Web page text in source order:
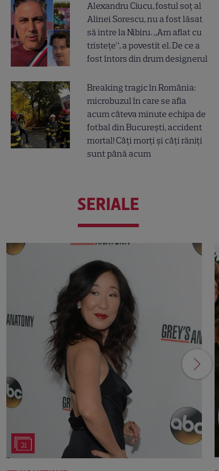
Alexandru Ciucu, fostul soț al
Alinei Sorescu, nu a fost lăsat
să intre la Nibiru. „Am aflat cu
tristețe”, a povestit el. De ce a
fost întors din drum designerul
Breaking tragic în România:
microbuzul în care se afla
acum câteva minute echipa de
fotbal din București, accident
mortal! Câți morți și câți răniți
sunt până acum
SERIALE
21